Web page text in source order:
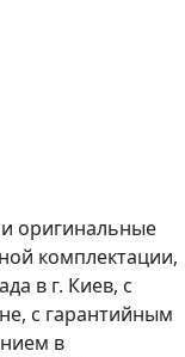
оригинальные
комплектации,
в г. Киев, с
с гарантийным
в